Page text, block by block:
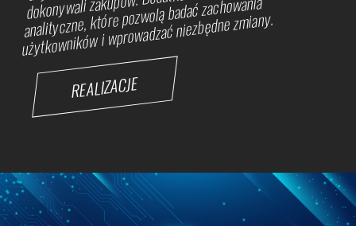
analityczne, które pozwolą badać zachowania
użytkowników i wprowadzać niezbędne zmiany.
REALIZACJE